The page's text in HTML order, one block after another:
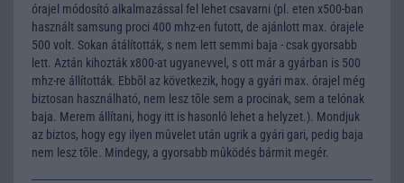
órajel módosító alkalmazással fel lehet csavarni (pl. eten x500-ban
használt samsung proci 400 mhz-en futott, de ajánlott max. órajele
500 volt. Sokan átálították, s nem lett semmi baja - csak gyorsabb
lett. Aztán kihozták x800-at ugyanevvel, s ott már a gyárban is 500
mhz-re állították. Ebbõl az következik, hogy a gyári max. órajel még
biztosan használható, nem lesz tõle sem a procinak, sem a telónak
baja. Merem állítani, hogy itt is hasonló lehet a helyzet.). Mondjuk
az biztos, hogy egy ilyen mûvelet után ugrik a gyári gari, pedig baja
nem lesz tõle. Mindegy, a gyorsabb mûködés bármit megér.